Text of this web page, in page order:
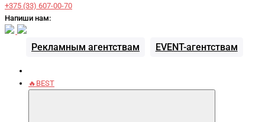
+375 (33) 607-00-70
Напиши нам:
Рекламным агентствам EVENT-агентствам
🔥BEST